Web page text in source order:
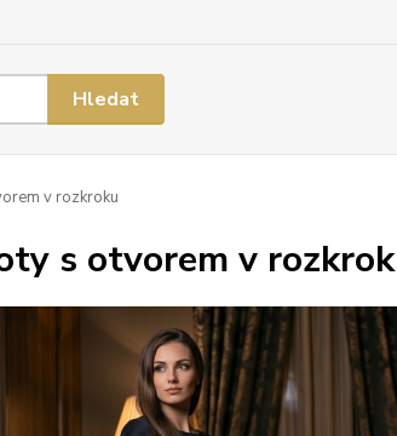
Hledat
v rozkroku
s otvorem v